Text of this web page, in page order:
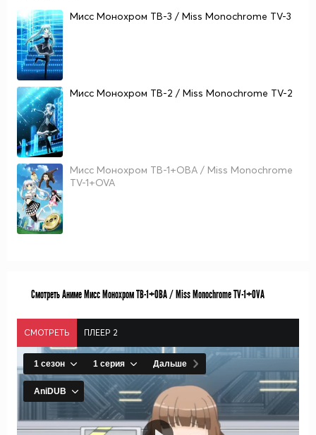
Мисс Монохром ТВ-3 / Miss Monochrome TV-3
Мисс Монохром ТВ-2 / Miss Monochrome TV-2
Мисс Монохром ТВ-1+ОВА / Miss Monochrome
TV-1+OVA
Смотреть Аниме Мисс Монохром ТВ-1+ОВА / Miss Monochrome TV-1+OVA
СМОТРЕТЬ ПЛЕЕР 2